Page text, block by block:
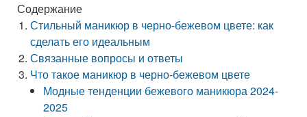
Содержание
Стильный маникюр в черно-бежевом цвете: как
сделать его идеальным
Связанные вопросы и ответы
Что такое маникюр в черно-бежевом цвете
Модные тенденции бежевого маникюра 2024-
2025